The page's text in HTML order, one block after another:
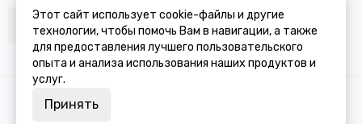
Этот сайт использует cookie-файлы и другие
технологии, чтобы помочь Вам в навигации, а также
для предоставления лучшего пользовательского
опыта и анализа использования наших продуктов и
услуг.
Принять